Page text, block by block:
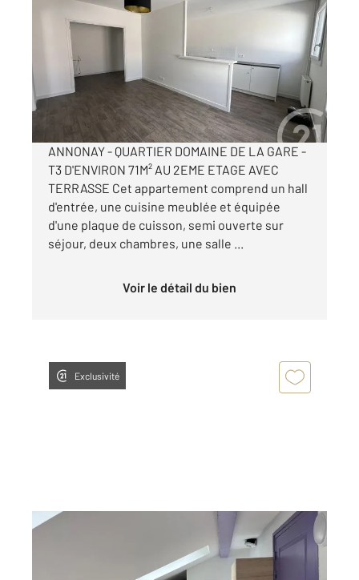
, 3 pièces
Ref : 5181
Appartement T3 à louer
740 €
par mois charges comprises
ANNONAY - QUARTIER DOMAINE DE LA GARE -
T3 D'ENVIRON 71M² AU 2EME ETAGE AVEC
TERRASSE Cet appartement comprend un hall
d'entrée, une cuisine meublée et équipée
d'une plaque de cuisson, semi ouverte sur
séjour, deux chambres, une salle ...
Voir le détail du bien
Exclusivité